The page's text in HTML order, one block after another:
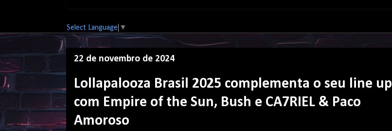
Select Language ▼
22 de novembro de 2024
Lollapalooza Brasil 2025 complementa o seu line up
com Empire of the Sun, Bush e CA7RIEL & Paco
Amoroso